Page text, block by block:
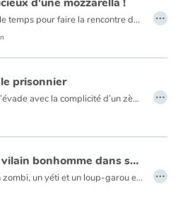
Voyagez dans le temps pour faire la rencontre de Piotr Ilitch Tchaïkovsky en suivant Minime, une charmante petite souris qui raffole du fromage et de la musique ! Sasha et Bobik attendent impatiemment l’arrivée de leur oncle préféré qui vient les rejoindre pour les vacances. Ce musicien de grand talent n’est pas comme les autres grandes personnes : à chaque visite, il leur apporte des cadeaux et semble avoir tout le temps du monde pour eux. Pourtant, cette fois, les enfants auront du mal à cacher leur déception en recevant un simple cahier de musique. Comment pouvaient-ils savoir que les nouveaux morceaux créés pour eux feraient un jour le bonheur des enfants dans le monde entier ? …
prisonnier
Un prisonnier s’évade avec la complicité d’un zèbre. Et ils s’enfuient dans un monde surréaliste où un brin d’herbe peut se transformer en oiseau, et les oiseaux en notes de musique… À la découverte de la liberté, ils vont se réinventer dans cet univers où tout est imprévu, magique et surtout possible : celui du dessin.
…
Le Vieux et vilain bonhomme dans sa si grande et sinistre bicoque
Un vampire, un zombi, un yéti et un loup-garou essaient de tenir compagnie à un vieux et vilain bonhomme, un écrivain dont l’inspiration s’est perdue à travers les années et les lames de son plancher. Pourtant, là, au-dessus de l’escalier, flotte un petit fantôme qui peut réveiller même les âmes les plus asséchées ! …